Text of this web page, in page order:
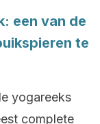
een van de
te
yogareeks
complete